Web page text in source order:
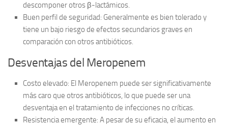
descomponer otros β-lactámicos.
Buen perfil de seguridad: Generalmente es bien tolerado y
tiene un bajo riesgo de efectos secundarios graves en
comparación con otros antibióticos.
Desventajas del Meropenem
Costo elevado: El Meropenem puede ser significativamente
más caro que otros antibióticos, lo que puede ser una
desventaja en el tratamiento de infecciones no críticas.
Resistencia emergente: A pesar de su eficacia, el aumento en